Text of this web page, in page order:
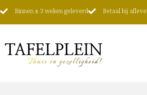
Binnen ± 3 weken geleverd Betaal bij